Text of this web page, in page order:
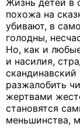
Жизнь детей в
похожа на
убивают, в
голодны,
Но, как и
и насилия,
скандинавский
разжалобить
жертвами
становятся
меньшинства,